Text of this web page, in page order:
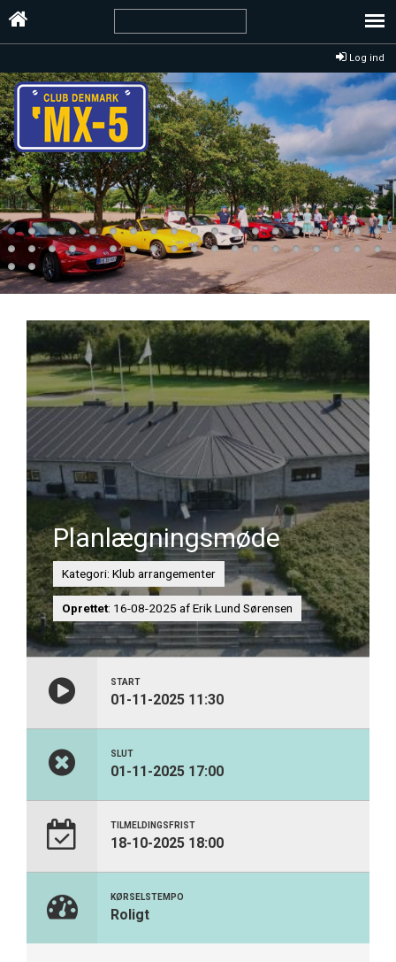
Log ind
Planlægningsmøde
Kategori: Klub arrangementer
Oprettet: 16-08-2025 af Erik Lund Sørensen
START
01-11-2025 11:30
SLUT
01-11-2025 17:00
TILMELDINGSFRIST
18-10-2025 18:00
KØRSELSTEMPO
Roligt